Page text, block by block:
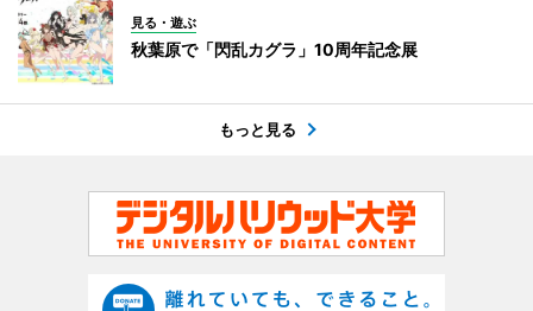
見る・遊ぶ
秋葉原で「閃乱カグラ」10周年記念展
もっと見る